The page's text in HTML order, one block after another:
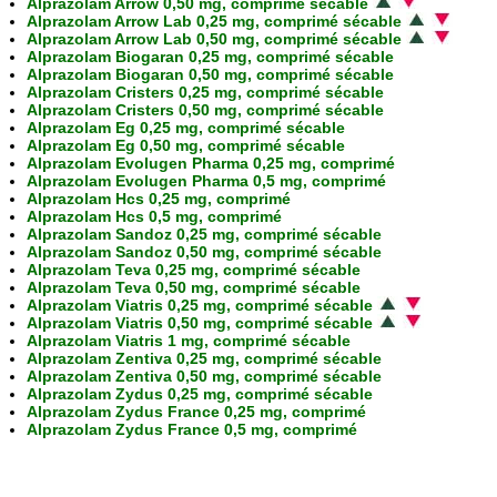
Alprazolam Arrow 0,50 mg, comprimé sécable
Alprazolam Arrow Lab 0,25 mg, comprimé sécable
Alprazolam Arrow Lab 0,50 mg, comprimé sécable
Alprazolam Biogaran 0,25 mg, comprimé sécable
Alprazolam Biogaran 0,50 mg, comprimé sécable
Alprazolam Cristers 0,25 mg, comprimé sécable
Alprazolam Cristers 0,50 mg, comprimé sécable
Alprazolam Eg 0,25 mg, comprimé sécable
Alprazolam Eg 0,50 mg, comprimé sécable
Alprazolam Evolugen Pharma 0,25 mg, comprimé
Alprazolam Evolugen Pharma 0,5 mg, comprimé
Alprazolam Hcs 0,25 mg, comprimé
Alprazolam Hcs 0,5 mg, comprimé
Alprazolam Sandoz 0,25 mg, comprimé sécable
Alprazolam Sandoz 0,50 mg, comprimé sécable
Alprazolam Teva 0,25 mg, comprimé sécable
Alprazolam Teva 0,50 mg, comprimé sécable
Alprazolam Viatris 0,25 mg, comprimé sécable
Alprazolam Viatris 0,50 mg, comprimé sécable
Alprazolam Viatris 1 mg, comprimé sécable
Alprazolam Zentiva 0,25 mg, comprimé sécable
Alprazolam Zentiva 0,50 mg, comprimé sécable
Alprazolam Zydus 0,25 mg, comprimé sécable
Alprazolam Zydus France 0,25 mg, comprimé
Alprazolam Zydus France 0,5 mg, comprimé